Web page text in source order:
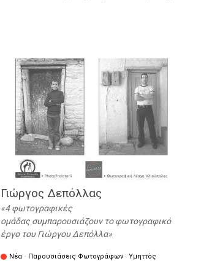
Γιώργος Δεπόλλας
4 φωτογραφικές
ομάδας συμπαρουσιάζουν το φωτογραφικό
έργο του Γιώργου Δεπόλλα
Νέα · Παρουσιάσεις Φωτογράφων · Υμηττός